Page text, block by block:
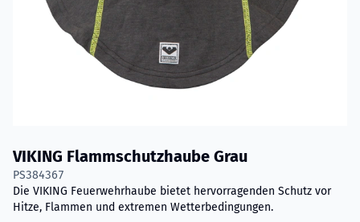
VIKING Flammschutzhaube Grau
PS384367
Die VIKING Feuerwehrhaube bietet hervorragenden Schutz vor
Hitze, Flammen und extremen Wetterbedingungen.